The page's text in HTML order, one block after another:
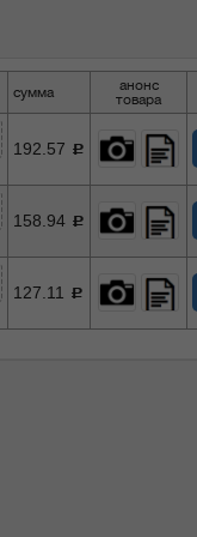
сумма
анонс
товара
192.57 c
158.94 c
127.11 c